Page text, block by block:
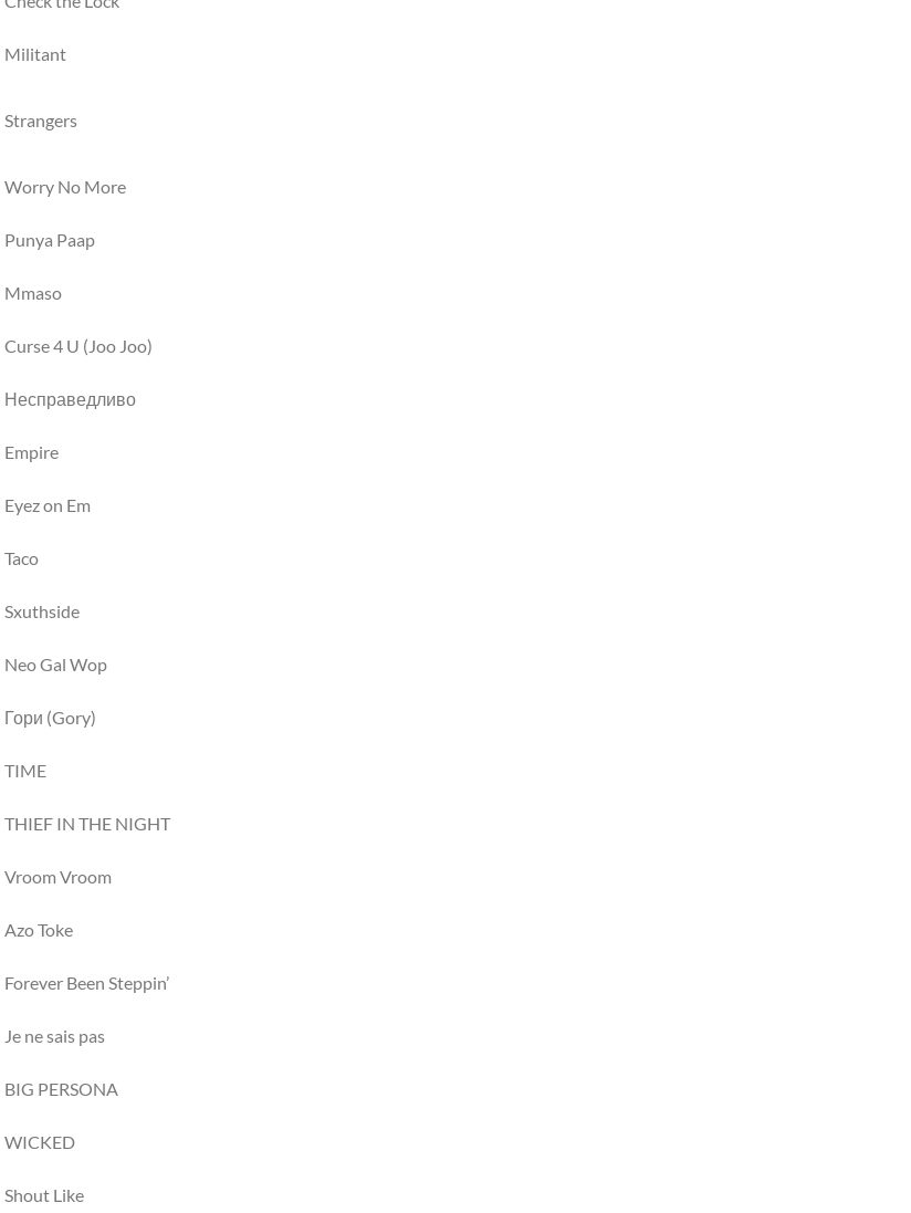
Militant
Strangers
Worry No More
Punya Paap
Mmaso
Curse 4 U (Joo Joo)
Несправедливо
Empire
Eyez on Em
Taco
Sxuthside
Neo Gal Wop
Гори (Gory)
TIME
THIEF IN THE NIGHT
Vroom Vroom
Azo Toke
Forever Been Steppin’
Je ne sais pas
BIG PERSONA
WICKED
Shout Like